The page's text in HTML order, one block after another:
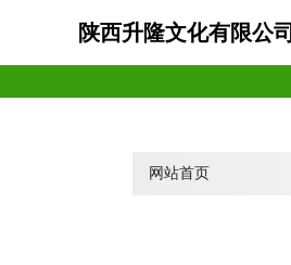
陕西升隆文化有限公司
网站首页